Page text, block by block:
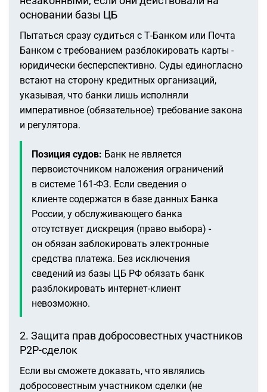
основании базы ЦБ
Пытаться сразу судиться с Т-Банком или Почта
Банком с требованием разблокировать карты -
юридически бесперспективно. Суды единогласно
встают на сторону кредитных организаций,
указывая, что банки лишь исполняли
императивное (обязательное) требование закона
и регулятора.
Позиция судов: Банк не является
первоисточником наложения ограничений
в системе 161-ФЗ. Если сведения о
клиенте содержатся в базе данных Банка
России, у обслуживающего банка
отсутствует дискреция (право выбора) -
он обязан заблокировать электронные
средства платежа. Без исключения
сведений из базы ЦБ РФ обязать банк
разблокировать интернет-клиент
невозможно.
2. Защита прав добросовестных участников
P2P-сделок
Если вы сможете доказать, что являлись
добросовестным участником сделки (не